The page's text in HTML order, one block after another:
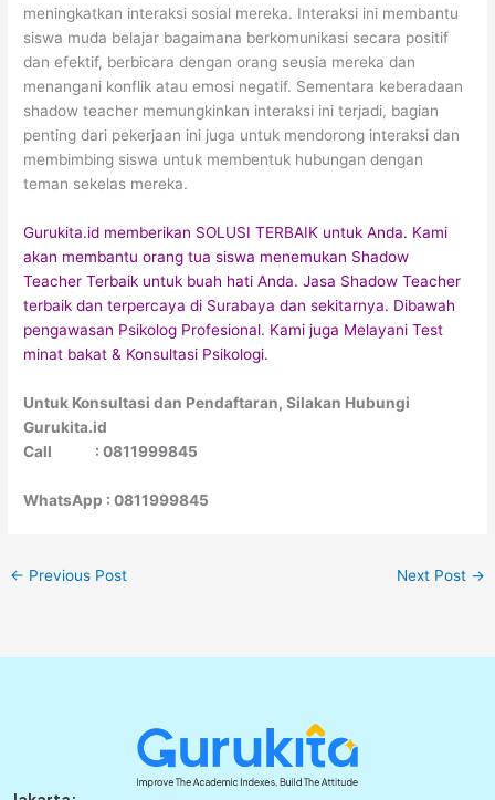
meningkatkan interaksi sosial mereka. Interaksi ini membantu
siswa muda belajar bagaimana berkomunikasi secara positif
dan efektif, berbicara dengan orang seusia mereka dan
menangani konflik atau emosi negatif. Sementara keberadaan
shadow teacher memungkinkan interaksi ini terjadi, bagian
penting dari pekerjaan ini juga untuk mendorong interaksi dan
membimbing siswa untuk membentuk hubungan dengan
teman sekelas mereka.
Gurukita.id memberikan SOLUSI TERBAIK untuk Anda. Kami
akan membantu orang tua siswa menemukan Shadow
Teacher Terbaik untuk buah hati Anda. Jasa Shadow Teacher
terbaik dan terpercaya di Surabaya dan sekitarnya. Dibawah
pengawasan Psikolog Profesional. Kami juga Melayani Test
minat bakat & Konsultasi Psikologi.
Untuk Konsultasi dan Pendaftaran, Silakan Hubungi
Gurukita.id
Call : 0811999845
WhatsApp : 0811999845
← Previous Post Next Post →